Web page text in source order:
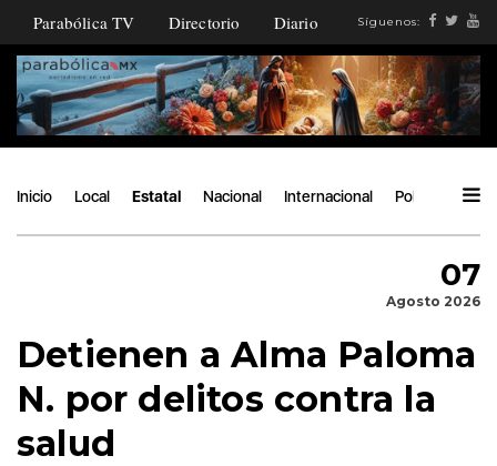
Parabólica TV Directorio Diario Síguenos:
Inicio Local Estatal Nacional Internacional Política
07
Agosto 2026
Detienen a Alma Paloma
N. por delitos contra la
salud